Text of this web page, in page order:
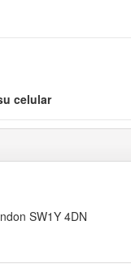
celular
SW1Y 4DN